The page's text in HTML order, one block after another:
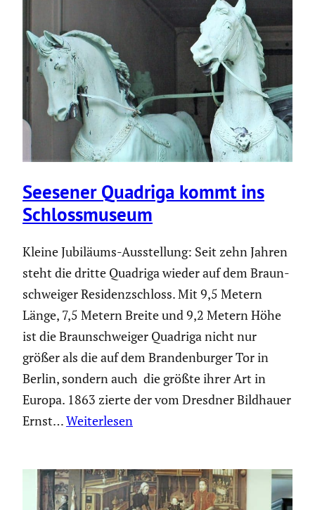
Seesener Quadriga kommt ins
Schloss­mu­seum
Kleine Jubiläums-Ausstel­lung: Seit zehn Jahren
steht die dritte Quadriga wieder auf dem Braun­
schweiger Residenz­schloss. Mit 9,5 Metern
Länge, 7,5 Metern Breite und 9,2 Metern Höhe
ist die Braun­schweiger Quadriga nicht nur
größer als die auf dem Branden­burger Tor in
Berlin, sondern auch die größte ihrer Art in
Europa. 1863 zierte der vom Dresdner Bildhauer
Ernst…Weiterlesen